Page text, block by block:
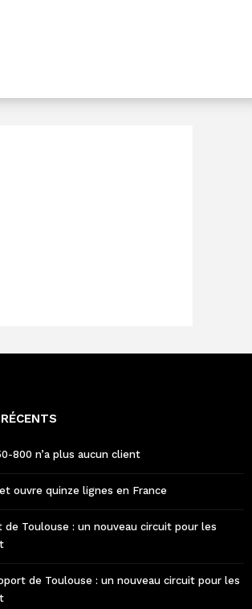
800 n’a plus aucun client
ouvre quinze lignes en France
de Toulouse : un nouveau circuit pour les
de Toulouse : un nouveau circuit pour les